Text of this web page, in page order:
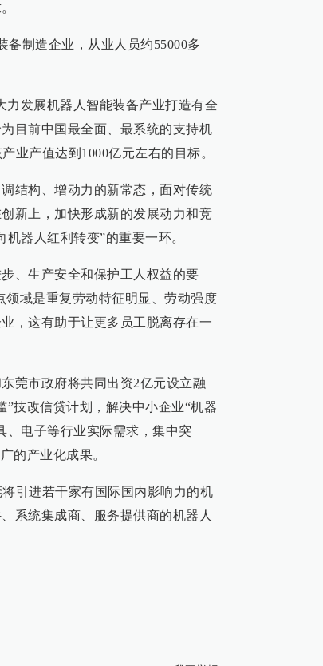
备制造企业，从业人员约55000多
力发展机器人智能装备产业打造有全
目前中国最全面、最系统的支持机
业产值达到1000亿元左右的目标。
结构、增动力的新常态，面对传统
新上，加快形成新的发展动力和竞
器人红利转变”的重要一环。
、生产安全和保护工人权益的要
领域是重复劳动特征明显、劳动强度
，这有助于让更多员工脱离存在一
莞市政府将共同出资2亿元设立融
技改信贷计划，解决中小企业“机器
、电子等行业实际需求，集中突
的产业化成果。
引进若干家有国际国内影响力的机
系统集成商、服务提供商的机器人